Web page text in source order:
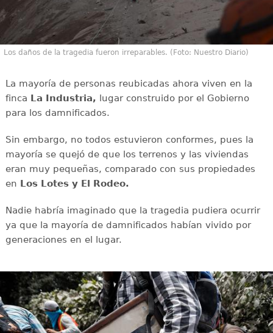
Los daños de la tragedia fueron irreparables. (Foto: Nuestro Diario)
La mayoría de personas reubicadas ahora viven en la
finca La Industria, lugar construido por el Gobierno
para los damnificados.
Sin embargo, no todos estuvieron conformes, pues la
mayoría se quejó de que los terrenos y las viviendas
eran muy pequeñas, comparado con sus propiedades
en Los Lotes y El Rodeo.
Nadie habría imaginado que la tragedia pudiera ocurrir
ya que la mayoría de damnificados habían vivido por
generaciones en el lugar.